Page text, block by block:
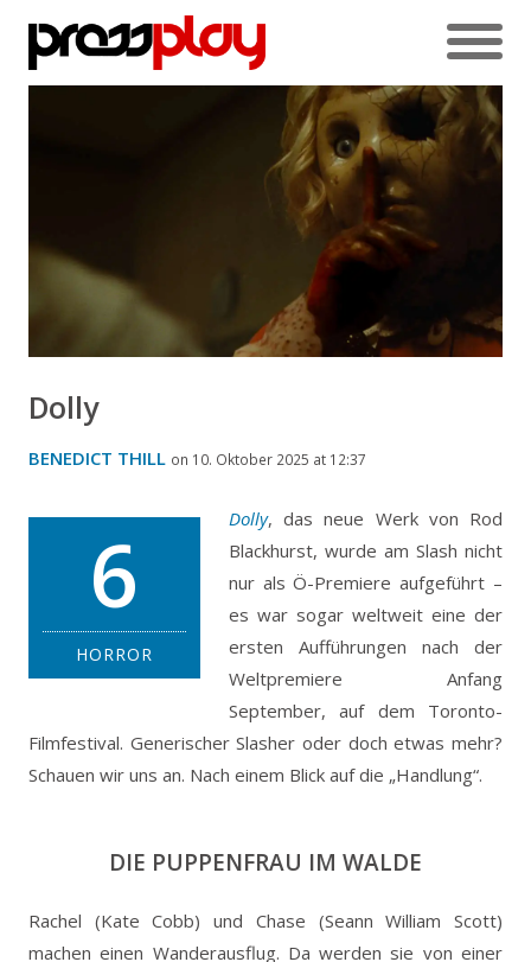
Dolly
BENEDICT THILL on 10. Oktober 2025 at 12:37
6
HORROR
Dolly, das neue Werk von Rod
Blackhurst, wurde am Slash nicht
nur als Ö-Premiere aufgeführt –
es war sogar weltweit eine der
ersten Aufführungen nach der
Weltpremiere Anfang
September, auf dem Toronto-
Filmfestival. Generischer Slasher oder doch etwas mehr?
Schauen wir uns an. Nach einem Blick auf die „Handlung“.
DIE PUPPENFRAU IM WALDE
Rachel (Kate Cobb) und Chase (Seann William Scott)
machen einen Wanderausflug. Da werden sie von einer